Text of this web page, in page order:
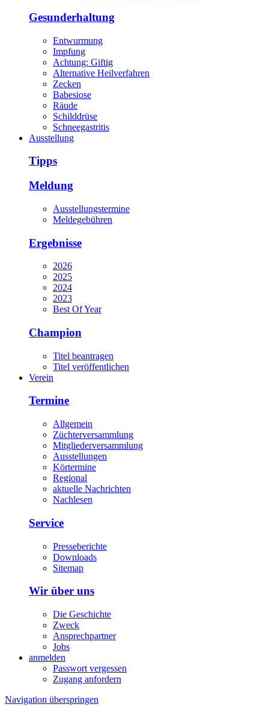
Gesunderhaltung
Entwurmung
Impfung
Achtung: Giftig
Alternative Heilverfahren
Zecken
Babesiose
Räude
Schilddrüse
Schneegastritis
Ausstellung
Tipps
Meldung
Ausstellungstermine
Meldegebühren
Ergebnisse
2026
2025
2024
2023
Best Of Year
Champion
Titel beantragen
Titel veröffentlichen
Verein
Termine
Allgemein
Züchterversammlung
Mitgliederversammlung
Ausstellungen
Körtermine
Regional
aktuelle Nachrichten
Nachlesen
Service
Presseberichte
Downloads
Sitemap
Wir über uns
Die Geschichte
Zweck
Ansprechpartner
Jobs
anmelden
Passwort vergessen
Zugang anfordern
Navigation überspringen